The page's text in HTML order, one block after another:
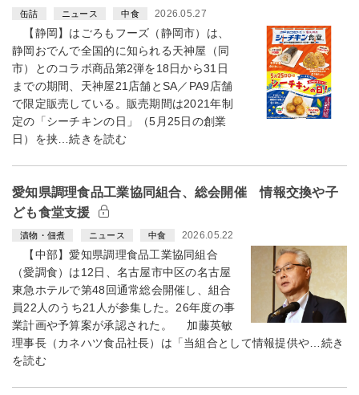
缶詰 ニュース 中食 2026.05.27
【静岡】はごろもフーズ（静岡市）は、
静岡おでんで全国的に知られる天神屋（同
市）とのコラボ商品第2弾を18日から31日
までの期間、天神屋21店舗とSA／PA9店舗
で限定販売している。販売期間は2021年制
定の「シーチキンの日」（5月25日の創業
日）を挟…続きを読む
愛知県調理食品工業協同組合、総会開催 情報交換や子
ども食堂支援
漬物・佃煮 ニュース 中食 2026.05.22
【中部】愛知県調理食品工業協同組合
（愛調食）は12日、名古屋市中区の名古屋
東急ホテルで第48回通常総会開催し、組合
員22人のうち21人が参集した。26年度の事
業計画や予算案が承認された。 加藤英敏
理事長（カネハツ食品社長）は「当組合として情報提供や…続き
を読む